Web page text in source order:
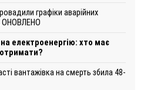
графіки аварійних
ОНОВЛЕНО
електроенергію: хто має
вантажівка на смерть збила 48-